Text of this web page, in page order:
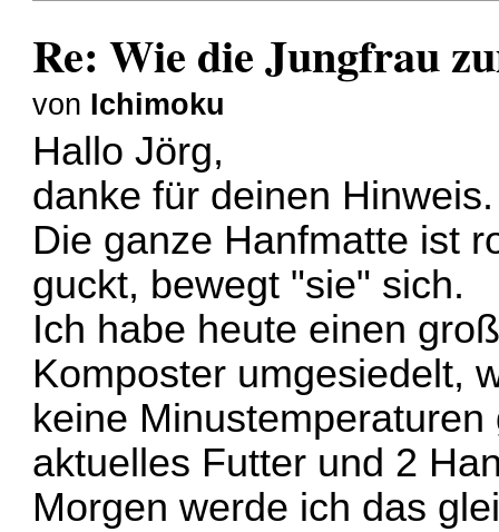
Re: Wie die Jungfrau
von Ichimoku
Hallo Jörg,
danke für deinen Hinweis.
Die ganze Hanfmatte ist
guckt, bewegt "sie" sich.
Ich habe heute einen
Komposter umgesiedelt,
keine
aktuelles Futter und 2
Morgen werde ich das